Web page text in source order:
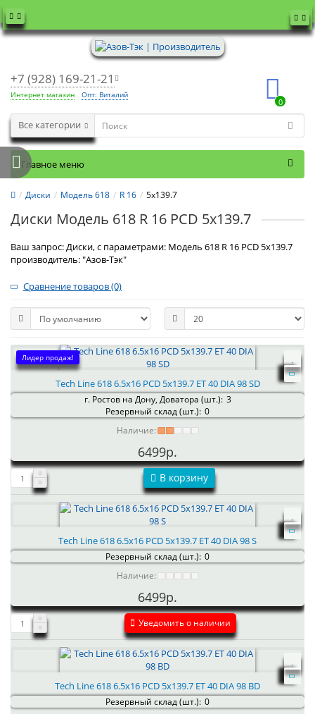
+7 (928) 169-21-21
Интернет магазин Опт: Виталий
0
Все категории
Главное меню
Диски Модель 618 R 16 5x139.7
Диски Модель 618 R 16 PCD 5x139.7
Ваш запрос: Диски, с параметрами: Модель 618 R 16 PCD 5x139.7
производитель: "Азов-Тэк"
Сравнение товаров (0)
Лидер продаж!
Tech Line 618 6.5x16 PCD 5x139.7 ET 40 DIA 98 SD
г. Ростов на Дону, Доватора (шт.): 3
Резервный склад (шт.): 0
Наличие:
6499р.
В корзину
Tech Line 618 6.5x16 PCD 5x139.7 ET 40 DIA 98 S
Резервный склад (шт.): 0
Наличие:
6499р.
Уведомить о наличии
Tech Line 618 6.5x16 PCD 5x139.7 ET 40 DIA 98 BD
Резервный склад (шт.): 0